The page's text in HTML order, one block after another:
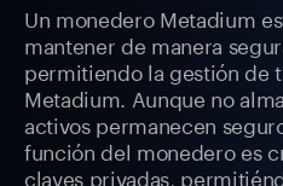
Un monedero Metadium
mantener de manera
permitiendo la gestión de
Metadium. Aunque no
activos permanecen
función del monedero es
claves privadas,